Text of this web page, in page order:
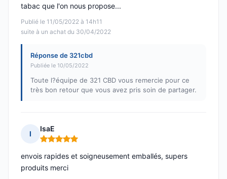
Publié le 11/05/2022 à 14h11
suite à un achat du 30/04/2022
tabac que l'on nous propose...
Réponse de 321cbd
Publiée le 10/05/2022
Toute l?équipe de 321 CBD vous remercie pour ce
très bon retour que vous avez pris soin de partager.
I
IsaE
Note : 5 sur 5
envois rapides et soigneusement emballés, supers
produits merci